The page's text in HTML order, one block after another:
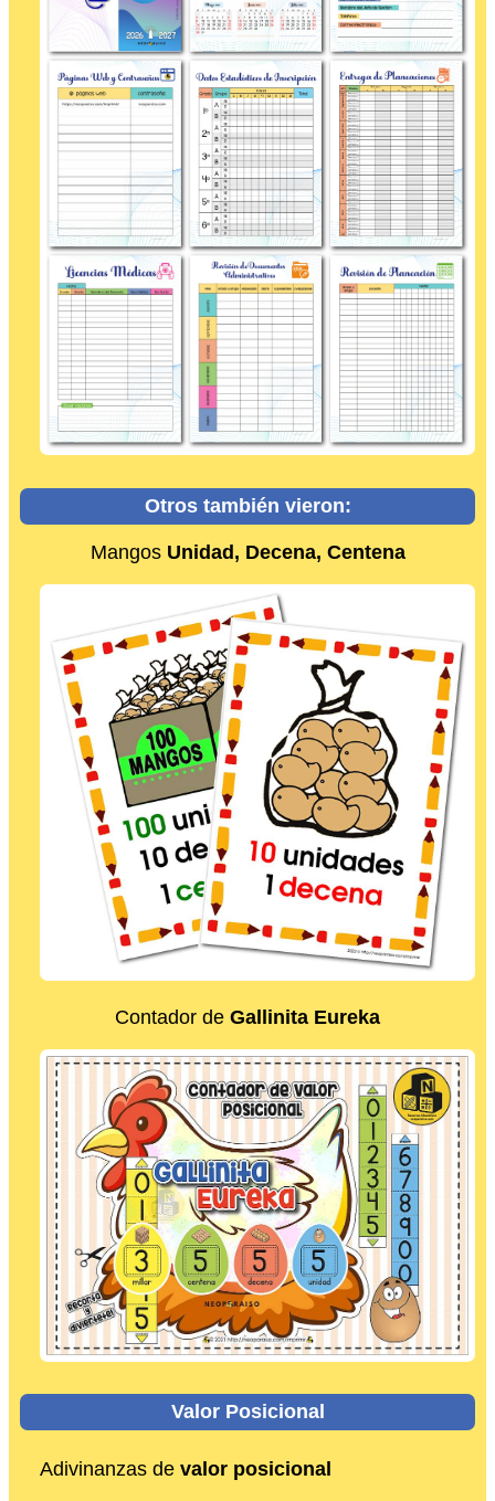
Otros también vieron:
Mangos Unidad, Decena, Centena
Contador de Gallinita Eureka
Valor Posicional
Adivinanzas de valor posicional